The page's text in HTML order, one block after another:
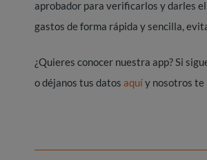
aprobador para verificarlos y darles
gastos de forma rápida y sencilla,
¿Quieres conocer nuestra app? Si
o déjanos tus datosaquíy nosotros te